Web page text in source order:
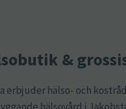
&
erbjuder hälso- och